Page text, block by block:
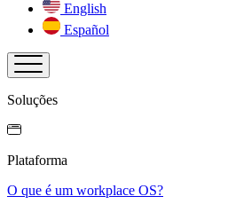
English
Español
Soluções
Plataforma
O que é um workplace OS?